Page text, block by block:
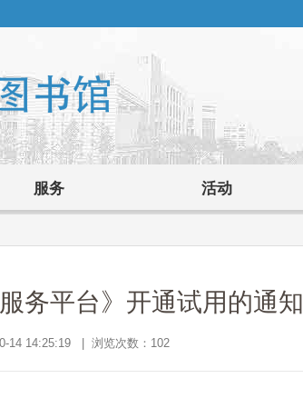
服务 活动
务平台》开通试用的通知
14 14:25:19 | 浏览次数： 102